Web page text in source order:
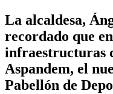
La alcaldesa,
recordado que
infraestructuras
Aspandem, el
Pabellón de